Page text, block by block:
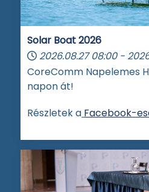
Solar Boat 2026
2026.08.27 08:00 -
CoreComm Napelemes
napon át!
Részletek a Facebook-